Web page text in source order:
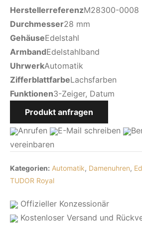
HerstellerreferenzM28300-0008
Durchmesser28 mm
GehäuseEdelstahl
ArmbandEdelstahlband
UhrwerkAutomatik
ZifferblattfarbeLachsfarben
Funktionen3-Zeiger, Datum
Produkt anfragen
Anrufen
E-Mail schreiben
vereinbaren
Kategorien: Automatik, Damenuhren,
TUDOR Royal
Offizieller Konzessionär
Kostenloser Versand und